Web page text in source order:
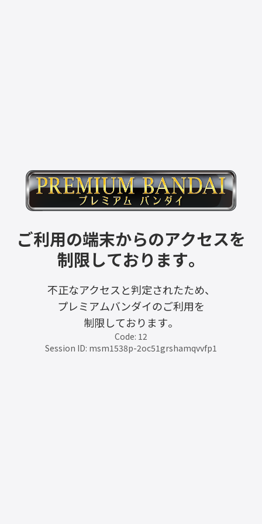
ご利用の端末からのアクセスを
制限しております。
不正なアクセスと判定されたため、
プレミアムバンダイのご利用を
制限しております。
Code: 12
Session ID: msm1538p-2oc51grshamqvvfp1